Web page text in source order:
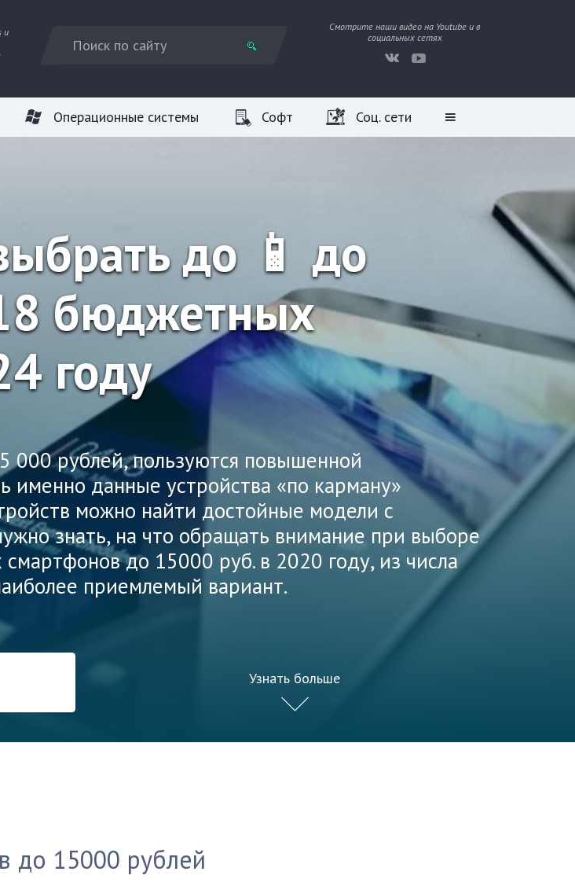
и
Смотрите наши видео на Youtube и в
социальных сетях
Операционные системы Софт Соц. сети
до 📱 до
бюджетных
году
рублей, пользуются повышенной
именно данные устройства «по карману»
можно найти достойные модели с
знать, на что обращать внимание при выборе
до 15000 руб. в 2020 году, из числа
приемлемый вариант.
Узнать больше
до 15000 рублей